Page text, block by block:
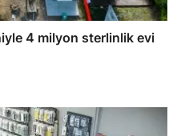
4 milyon sterlinlik evi